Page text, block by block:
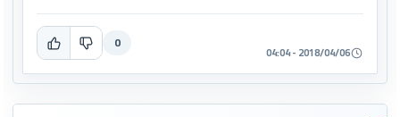
2018/04/06 - 04:04
0